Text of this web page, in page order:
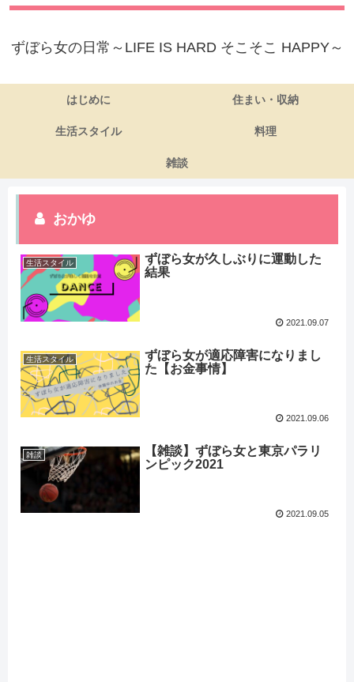
ずぼら女の日常～LIFE IS HARD そこそこ HAPPY～
はじめに 住まい・収納
生活スタイル 料理
雑談
おかゆ
生活スタイル
ずぼら女が久しぶりに運動した
結果
2021.09.07
生活スタイル
ずぼら女が適応障害になりまし
た【お金事情】
2021.09.06
雑談
【雑談】ずぼら女と東京パラリ
ンピック2021
2021.09.05